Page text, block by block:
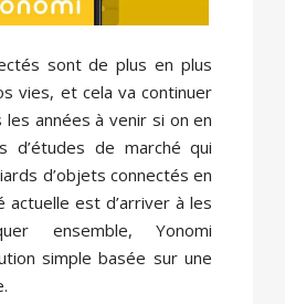
sont de plus en plus
vies, et cela va continuer
les années à venir si on en
d’études de marché qui
d’objets connectés en
actuelle est d’arriver à les
ensemble, Yonomi
simple basée sur une